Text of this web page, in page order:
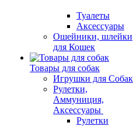
Туалеты
Аксессуары
Ошейники, шлейки
для Кошек
Товары для собак
Игрушки для Собак
Рулетки,
Аммуниция,
Аксессуары
Рулетки